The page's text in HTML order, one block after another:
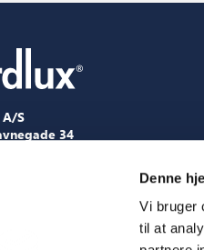
Denne
Vi bruger
til at
S
34